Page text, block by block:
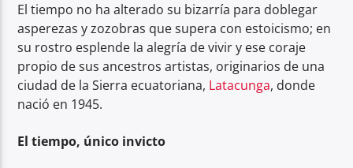
El tiempo no ha alterado su bizarría para doblegar
asperezas y zozobras que supera con estoicismo; en
su rostro esplende la alegría de vivir y ese coraje
propio de sus ancestros artistas, originarios de una
ciudad de la Sierra ecuatoriana, Latacunga, donde
nació en 1945.
El tiempo, único invicto